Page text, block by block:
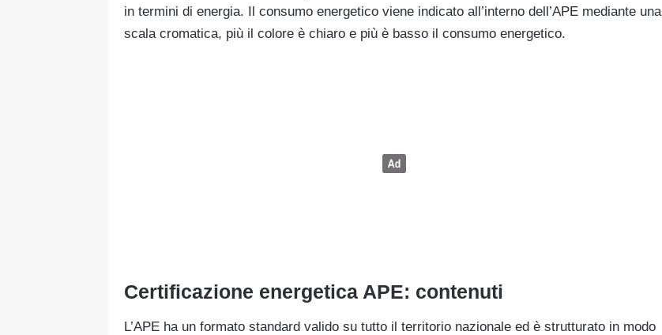
in termini di energia. Il consumo energetico viene indicato all’interno dell’APE mediante una
scala cromatica, più il colore è chiaro e più è basso il consumo energetico.
Certificazione energetica APE: contenuti
L’APE ha un formato standard valido su tutto il territorio nazionale ed è strutturato in modo